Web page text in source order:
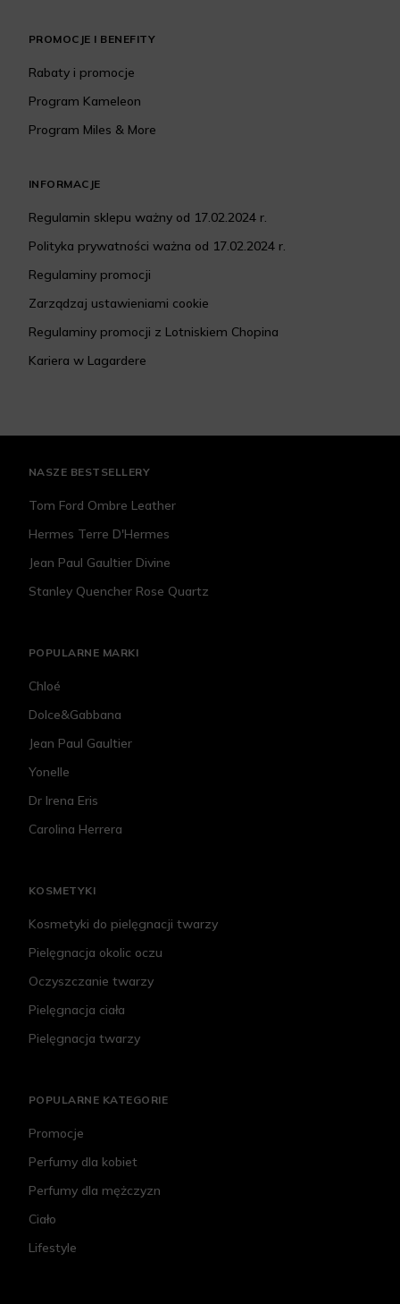
PROMOCJE I BENEFITY
Rabaty i promocje
Program Kameleon
Program Miles & More
INFORMACJE
Regulamin sklepu ważny od 17.02.2024 r.
Polityka prywatności ważna od 17.02.2024 r.
Regulaminy promocji
Zarządzaj ustawieniami cookie
Regulaminy promocji z Lotniskiem Chopina
Kariera w Lagardere
NASZE BESTSELLERY
Tom Ford Ombre Leather
Hermes Terre D'Hermes
Jean Paul Gaultier Divine
Stanley Quencher Rose Quartz
POPULARNE MARKI
Chloé
Dolce&Gabbana
Jean Paul Gaultier
Yonelle
Dr Irena Eris
Carolina Herrera
KOSMETYKI
Kosmetyki do pielęgnacji twarzy
Pielęgnacja okolic oczu
Oczyszczanie twarzy
Pielęgnacja ciała
Pielęgnacja twarzy
POPULARNE KATEGORIE
Promocje
Perfumy dla kobiet
Perfumy dla mężczyzn
Ciało
Lifestyle